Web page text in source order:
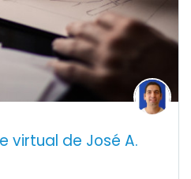
virtual de José A.